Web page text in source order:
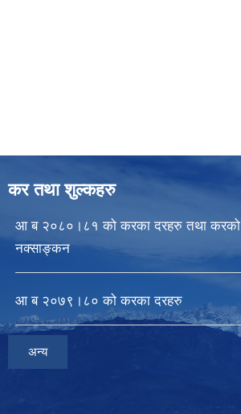
कर तथा शुल्कहरु
आ ब २०८०।८१ को करका दरहरु तथा करको
नक्साङ्कन
आ ब २०७९।८० को करका दरहरु
अन्य